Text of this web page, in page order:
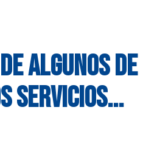
ALGUNOS DE
SERVICIOS...